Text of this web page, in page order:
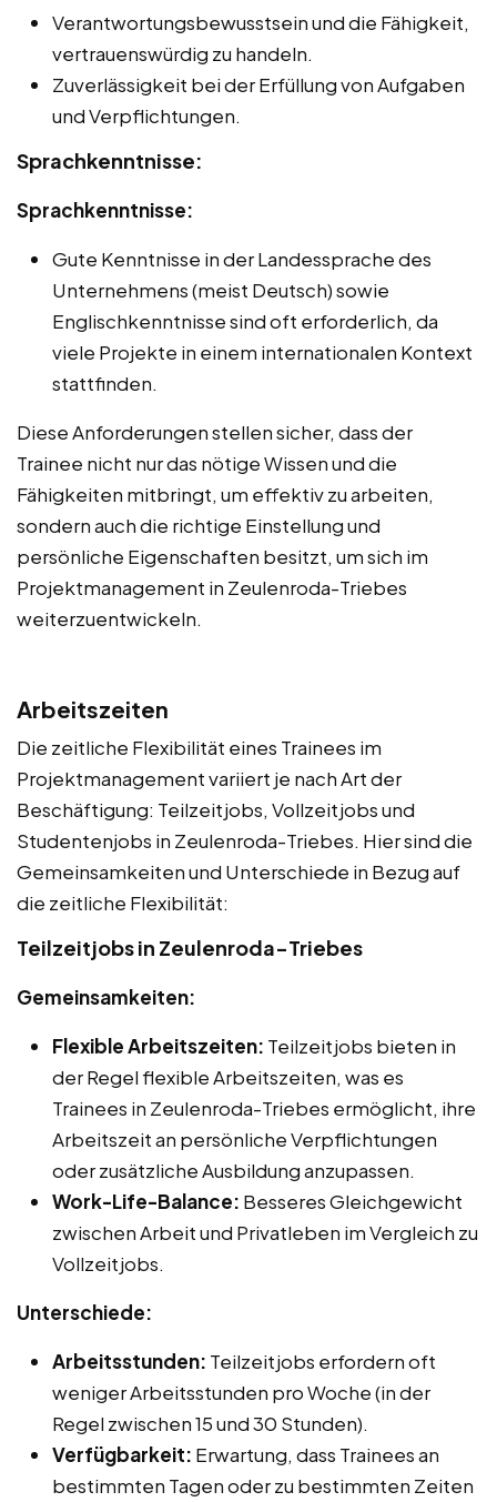
Verantwortungsbewusstsein und die Fähigkeit,
vertrauenswürdig zu handeln.
Zuverlässigkeit bei der Erfüllung von Aufgaben
und Verpflichtungen.
Sprachkenntnisse:
Sprachkenntnisse:
Gute Kenntnisse in der Landessprache des
Unternehmens (meist Deutsch) sowie
Englischkenntnisse sind oft erforderlich, da
viele Projekte in einem internationalen Kontext
stattfinden.
Diese Anforderungen stellen sicher, dass der
Trainee nicht nur das nötige Wissen und die
Fähigkeiten mitbringt, um effektiv zu arbeiten,
sondern auch die richtige Einstellung und
persönliche Eigenschaften besitzt, um sich im
Projektmanagement in Zeulenroda-Triebes
weiterzuentwickeln.
Arbeitszeiten
Die zeitliche Flexibilität eines Trainees im
Projektmanagement variiert je nach Art der
Beschäftigung: Teilzeitjobs, Vollzeitjobs und
Studentenjobs in Zeulenroda-Triebes. Hier sind die
Gemeinsamkeiten und Unterschiede in Bezug auf
die zeitliche Flexibilität:
Teilzeitjobs in Zeulenroda-Triebes
Gemeinsamkeiten:
Flexible Arbeitszeiten: Teilzeitjobs bieten in
der Regel flexible Arbeitszeiten, was es
Trainees in Zeulenroda-Triebes ermöglicht, ihre
Arbeitszeit an persönliche Verpflichtungen
oder zusätzliche Ausbildung anzupassen.
Work-Life-Balance: Besseres Gleichgewicht
zwischen Arbeit und Privatleben im Vergleich zu
Vollzeitjobs.
Unterschiede:
Arbeitsstunden: Teilzeitjobs erfordern oft
weniger Arbeitsstunden pro Woche (in der
Regel zwischen 15 und 30 Stunden).
Verfügbarkeit: Erwartung, dass Trainees an
bestimmten Tagen oder zu bestimmten Zeiten